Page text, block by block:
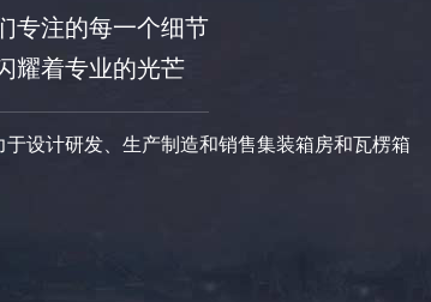
专注的每一个细节
耀着专业的光芒
于设计研发、生产制造和销售集装箱房和瓦楞箱